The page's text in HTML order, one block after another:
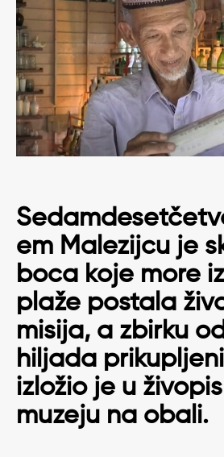
em Malezijcu je
boca koje more
plaže postala
misija, a zbirku
hiljada
izložio je u
muzeju na obali.